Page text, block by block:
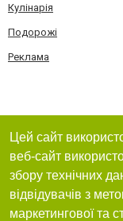
Кулінарія
Подорожі
Реклама
Цей сайт
веб-сайт
збору технічних
відвідувачів з
маркетингової та